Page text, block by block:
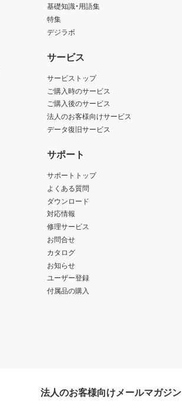
基礎知識・用語集
特集
デジラボ
サービス
サービストップ
ご購入時のサービス
ご購入後のサービス
法人のお客様向けサービス
データ復旧サービス
サポート
サポートトップ
よくある質問
ダウンロード
対応情報
修理サービス
お問合せ
カタログ
お知らせ
ユーザー登録
付属品の購入
法人のお客様向けメールマガジン